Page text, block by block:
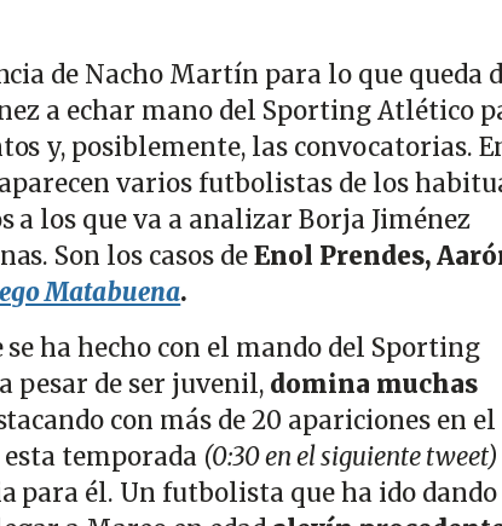
de Nacho Martín para lo que queda
a echar mano del Sporting Atlético
y, posiblemente, las convocatorias.
varios futbolistas de los
a los que va a analizar Borja Jiménez
Son los casos deEnol Prendes,
Matabuena.
ha hecho con el mando del Sporting
pesar de ser juvenil, domina muchas
con más de 20 apariciones en el
esta temporada (0:30 en el siguiente tweet)
para él. Un futbolista que ha ido dando